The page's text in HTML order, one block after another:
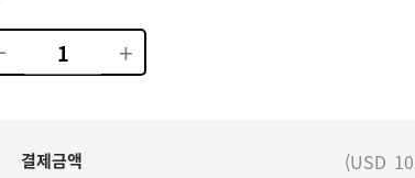
결제금액 (USD